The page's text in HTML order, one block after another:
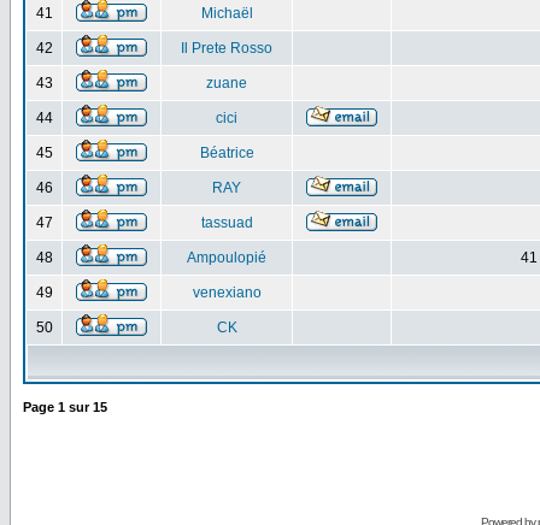
41 Michaël
42 Il Prete Rosso
43 zuane
44 cici
45 Béatrice
46 RAY
47 tassuad
48 Ampoulopié 41
49 venexiano
50 CK
Page 1 sur15
Powered by